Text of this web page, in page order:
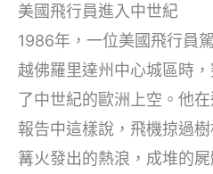
美國飛行員進入中世紀
1986年，一位美國飛行員
越佛羅里達州中心城區時，
了中世紀的歐洲上空。他
報告中這樣說，飛機掠過
篝火發出的熱浪，成堆的